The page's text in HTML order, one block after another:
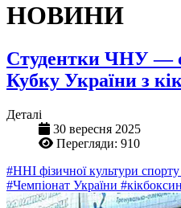
НОВИНИ
Студентки ЧНУ —
Кубку України з
Деталі
30 вересня 2025
Перегляди: 910
#ННІ фізичної культури спорту
#Чемпіонат України